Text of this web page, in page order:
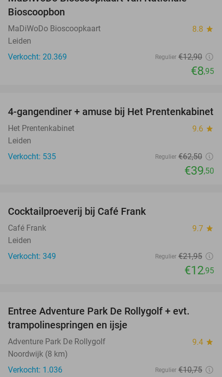
Bioscoopbon
MaDiWoDo Bioscoopkaart 8.8 star
Leiden
Verkocht: 20.369
Regulier €12,90
€8,95
37%
4-gangendiner + amuse bij Het Prentenkabinet
Het Prentenkabinet 9.6 star
Leiden
Verkocht: 535
Regulier €62,50
€39,50
Cocktailproeverij bij Café Frank
Café Frank 9.7 star
Leiden
Verkocht: 349
Regulier €21,95
€12,95
Entree Adventure Park De Rollygolf + evt.
trampolinespringen en ijsje
Adventure Park De Rollygolf 9.4 star
Noordwijk (8 km)
Verkocht: 1.036
Regulier €10,75